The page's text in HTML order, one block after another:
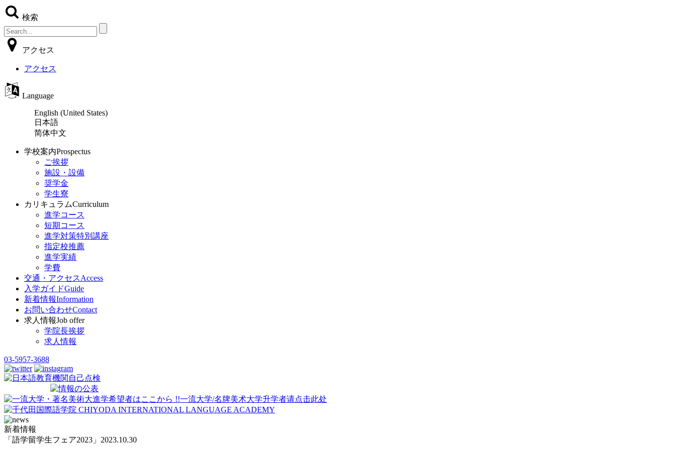
検索
アクセス
アクセス
Language
English (United States)
日本語
简体中文
学校案内Prospectus
ご挨拶
施設・設備
奨学金
学生寮
カリキュラムCurriculum
進学コース
短期コース
進学対策特別講座
指定校推薦
進学実績
学費
交通・アクセスAccess
入学ガイドGuide
新着情報Information
お問い合わせContact
求人情報Job offer
学院長挨拶
求人情報
03-5957-3688
新着情報
「語学留学生フェア2023」 2023.10.30